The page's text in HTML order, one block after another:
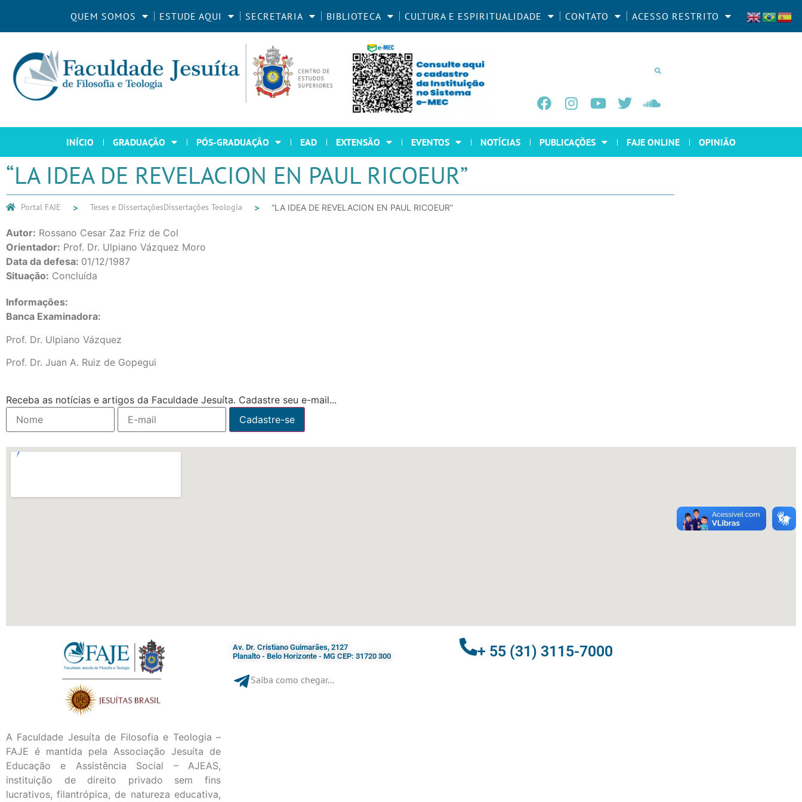
QUEM SOMOS ESTUDE AQUI SECRETARIA BIBLIOTECA CULTURA E ESPIRITUALIDADE CONTATO ACESSO RESTRITO
INÍCIO GRADUAÇÃO PÓS-GRADUAÇÃO EAD EXTENSÃO EVENTOS NOTÍCIAS PUBLICAÇÕES FAJE ONLINE OPINIÃO
“LA IDEA DE REVELACION EN PAUL RICOEUR”
Portal FAJE Teses e DissertaçõesDissertações Teologia “LA IDEA DE REVELACION EN PAUL RICOEUR”
Autor: Rossano Cesar Zaz Friz de Col
Orientador: Prof. Dr. Ulpiano Vázquez Moro
Data da defesa: 01/12/1987
Situação: Concluída
Informações:
Banca Examinadora:
Prof. Dr. Ulpiano Vázquez
Prof. Dr. Juan A. Ruiz de Gopegui
Receba as notícias e artigos da Faculdade Jesuíta. Cadastre seu e-mail...
A Faculdade Jesuíta de Filosofia e Teologia –
FAJE é mantida pela Associação Jesuíta de
Educação e Assistência Social – AJEAS,
instituição de direito privado sem fins
lucrativos, filantrópica, de natureza educativa,
Av. Dr. Cristiano Guimarães, 2127
Planalto - Belo Horizonte - MG CEP: 31720 300
Saiba como chegar...
+ 55 (31) 3115-7000​